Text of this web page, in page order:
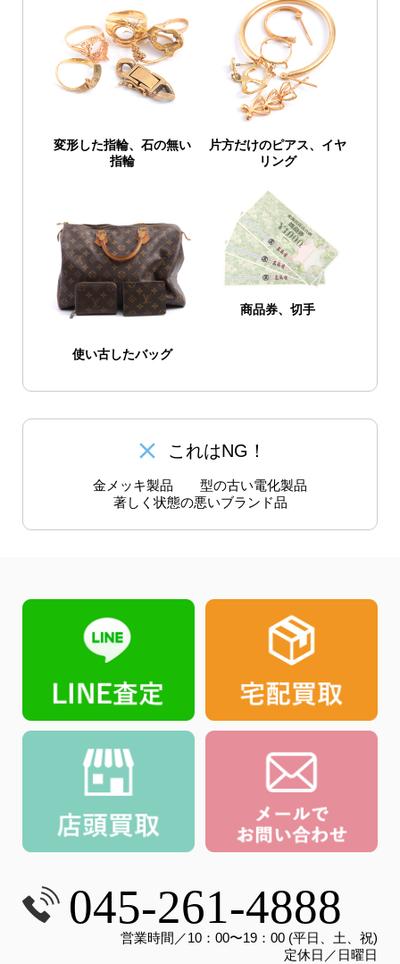
変形した指輪、石の無い
指輪
片方だけのピアス、イヤ
リング
使い古したバッグ
商品券、切手
close これはNG！
金メッキ製品
型の古い電化製品
著しく状態の悪いブランド品
045-261-4888
営業時間／10：00〜19：00 (平日、土、祝)
定休日／日曜日